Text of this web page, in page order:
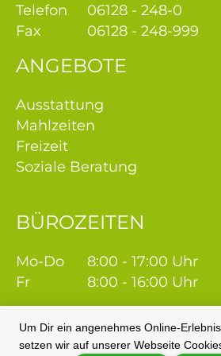
Telefon
06128 - 248-0
Fax
06128 - 248-999
ANGEBOTE
Ausstattung
Mahlzeiten
Freizeit
Soziale Beratung
BÜROZEITEN
Mo-Do
8:00 - 17:00 Uhr
Fr
8:00 - 16:00 Uhr
Um Dir ein angenehmes Online-
setzen wir auf unserer Webseite